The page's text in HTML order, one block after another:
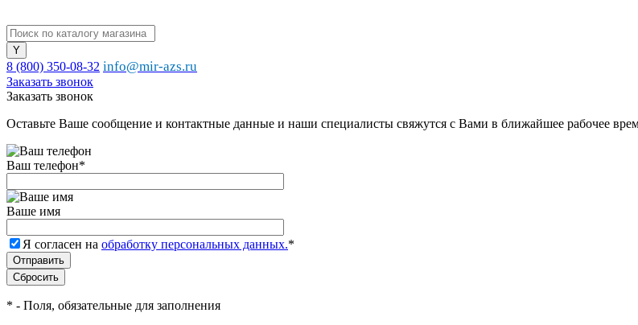
8 (800) 350-08-32 info@mir-azs.ru
Заказать звонок
Заказать звонок
Оставьте Ваше сообщение и контактные данные и наши специалисты свяжутся с Вами в ближайшее рабочее
Ваш телефон*
Ваше имя
Я согласен на обработку персональных данных.*
* - Поля, обязательные для заполнения